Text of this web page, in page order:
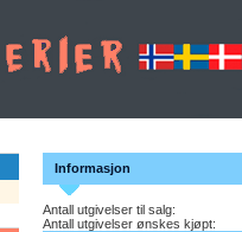
Informasjon
Antall utgivelser til salg:
Antall utgivelser ønskes kjøpt: